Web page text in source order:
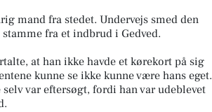
mand fra stedet. Undervejs smed den
fra et indbrud i Gedved.
at han ikke havde et kørekort på sig
kunne se ikke kunne være hans eget.
var eftersøgt, fordi han var udeblevet